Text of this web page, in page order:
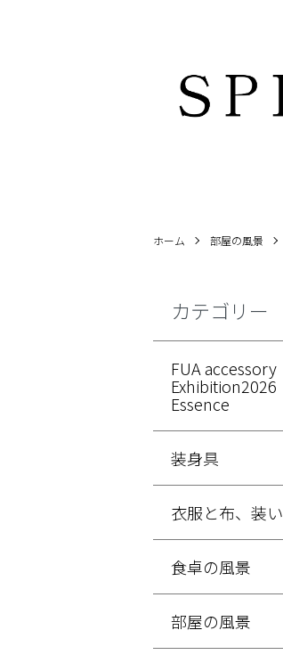
ホーム 部屋の風景
カテゴリー
FUA accessory
Exhibition2026
Essence
装身具
衣服と布、装い
食卓の風景
部屋の風景